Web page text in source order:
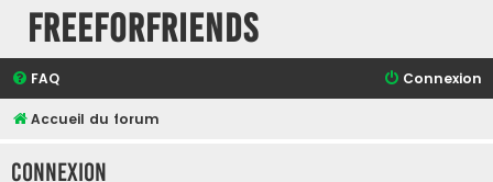
FreeForFriends
FAQ Connexion
Accueil du forum
Connexion